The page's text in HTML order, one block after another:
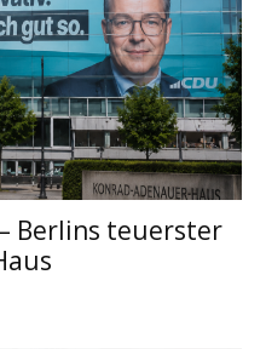
Berlins teuerster